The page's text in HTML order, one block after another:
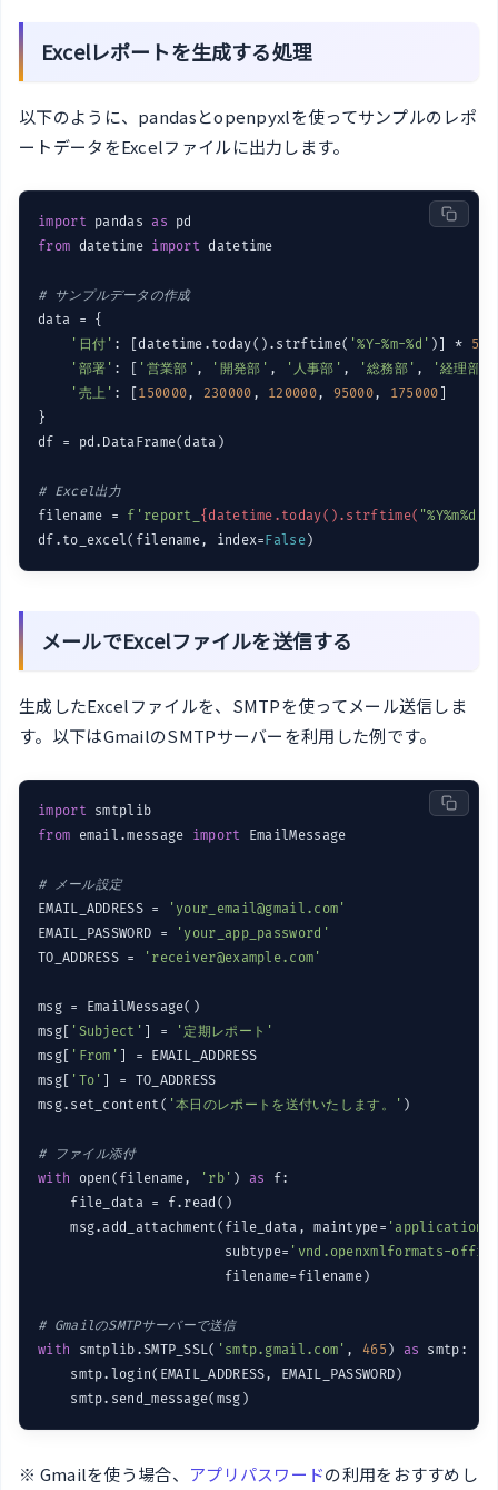
Excelレポートを生成する処理
以下のように、pandasとopenpyxlを使ってサンプルのレポ
ートデータをExcelファイルに出力します。
import pandas as
from datetime import datetime
# サンプルデータの作成
data = {
'日付' : [datetime.today().strftime( '%Y-%m-%d' )] * 5
'部署' : [ '営業部' , '開発部' , '人事部' , '総務部' , '経理部'
'売上' : [150000, 230000 , 120000, 95000, 175000 ]
}
df = pd.DataFrame(data)
# Excel出力
filename = f'report_ {datetime.today().strftime( "%Y%m%d"
df.to_excel(filename, index=False)
メールでExcelファイルを送信する
生成したExcelファイルを、SMTPを使ってメール送信しま
す。以下はGmailのSMTPサーバーを利用した例です。
import
from email.message import EmailMessage
# メール設定
EMAIL_ADDRESS =
'your_email@gmail.com'
EMAIL_PASSWORD =
'your_app_password'
TO_ADDRESS =
'receiver@example.com'
msg = EmailMessage()
msg[ 'Subject' ] =
'定期レポート'
msg[ 'From' ] = EMAIL_ADDRESS
msg[ 'To' ] = TO_ADDRESS
msg.set_content( '本日のレポートを送付いたします。' )
# ファイル添付
with open(filename, 'rb' ) as f:
    file_data = f.read()
    msg.add_attachment(file_data, maintype=
'application'
                       subtype=
'vnd.openxmlformats-
                       filename=filename)
# GmailのSMTPサーバーで送信
with smtplib.SMTP_SSL( 'smtp.gmail.com' , 465 ) as smtp:
    smtp.login(EMAIL_ADDRESS, EMAIL_PASSWORD)
    smtp.send_message(msg)
※ Gmailを使う場合、 アプリパスワードの利用をおすすめし